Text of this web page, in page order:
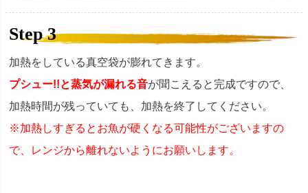
Step 3
加熱をしている真空袋が膨れてきます。
プシュー!!と蒸気が漏れる音が聞こえると完成ですので、
加熱時間が残っていても、加熱を終了してください。
※加熱しすぎるとお魚が硬くなる可能性がございますの
で、レンジから離れないようにお願いします。